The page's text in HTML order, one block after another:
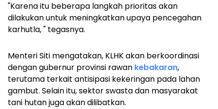
"Karena itu beberapa langkah prioritas akan
dilakukan untuk meningkatkan upaya pencegahan
karhutla, " tegasnya.
Menteri Siti mengatakan, KLHK akan berkoordinasi
dengan gubernur provinsi rawan kebakaran,
terutama terkait antisipasi kekeringan pada lahan
gambut. Selain itu, sektor swasta dan masyarakat
tani hutan juga akan dilibatkan.